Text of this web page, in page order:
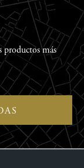
productos más